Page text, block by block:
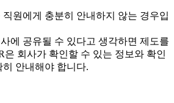
원에게 충분히 안내하지 않는 경우입
에 공유될 수 있다고 생각하면 제도를
은 회사가 확인할 수 있는 정보와 확인
안내해야 합니다.